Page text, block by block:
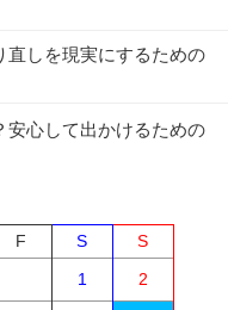
直しを現実にするための
安心して出かけるための
F S
S
1
2